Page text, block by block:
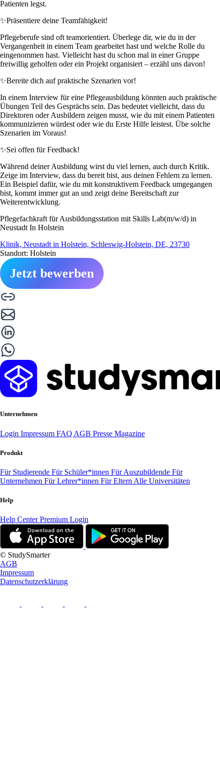
Patienten legst.
✨Präsentiere deine Teamfähigkeit!
Pflegeberufe sind oft teamorientiert. Überlege dir, wie du in der
Vergangenheit in einem Team gearbeitet hast und welche Rolle du
eingenommen hast. Vielleicht hast du schon mal in einer Gruppe
freiwillig geholfen oder ein Projekt organisiert – erzähl uns davon!
✨Bereite dich auf praktische Szenarien vor!
In einem Interview für eine Pflegeausbildung könnten auch praktische
Übungen Teil des Gesprächs sein. Das bedeutet vielleicht, dass du
Direktoren oder Ausbildern zeigen musst, wie du mit einem Patienten
kommunizieren würdest oder wie du Erste Hilfe leistest. Übe solche
Szenarien im Voraus!
✨Sei offen für Feedback!
Während deiner Ausbildung wirst du viel lernen, auch durch Kritik.
Zeige im Interview, dass du bereit bist, aus deinen Fehlern zu lernen.
Ein Beispiel dafür, wie du mit konstruktivem Feedback umgegangen
bist, kommt immer gut an und zeigt deine Bereitschaft zur
Weiterentwicklung.
Pflegefachkraft für Ausbildungsstation mit Skills Lab(m/w/d) in
Neustadt In Holstein
Klinik, Neustadt in Holstein, Schleswig-Holstein, DE, 23730
Standort: Holstein
Jetzt bewerben
Unternehmen
Login Impressum FAQ AGB Presse Magazine
Produkt
Für Studierende Für Schüler*innen Für Auszubildende Für
Unternehmen Für Lehrer*innen Für Eltern Alle Universitäten
Help
Help CenterPremium Login
© StudySmarter
AGB
Impressum
Datenschutzerklärung